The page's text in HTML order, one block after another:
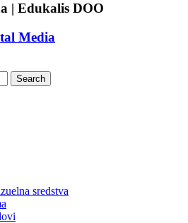
| Edukalis DOO
Media
Search
sredstva